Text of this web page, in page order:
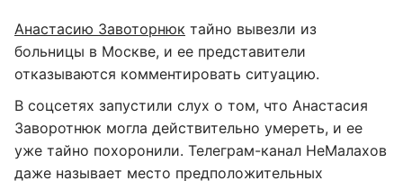
Анастасию Завоторнюк тайно вывезли из
больницы в Москве, и ее представители
отказываются комментировать ситуацию.
В соцсетях запустили слух о том, что Анастасия
Заворотнюк могла действительно умереть, и ее
уже тайно похоронили. Телеграм-канал НеМалахов
даже называет место предположительных